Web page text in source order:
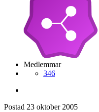
Medlemmar
346
Postad 23 oktober 2005